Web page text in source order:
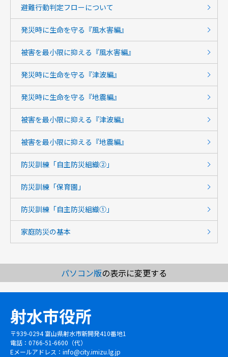
避難行動判定フローについて
発災時に生命を守る『風水害編』
被害を最小限に抑える『風水害編』
発災時に生命を守る『津波編』
発災時に生命を守る『地震編』
被害を最小限に抑える『津波編』
被害を最小限に抑える『地震編』
防災訓練「自主防災組織②」
防災訓練「保育園」
防災訓練「自主防災組織①」
家庭防災の基本
パソコン版の表示に変更する
射水市役所
〒939-0294 富山県射水市新開発410番地1
電話：0766-51-6600（代）
Eメールアドレス： info@city.imizu.lg.jp